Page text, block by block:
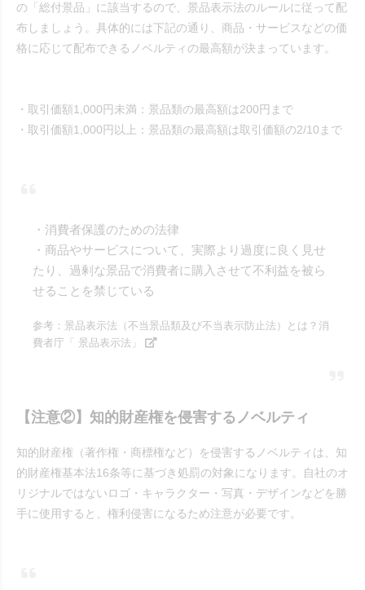
の「総付景品」に該当するので、景品表示法のルールに従って配
布しましょう。具体的には下記の通り、商品・サービスなどの価
格に応じて配布できるノベルティの最高額が決まっています。
・取引価額1,000円未満：景品類の最高額は200円まで
・取引価額1,000円以上：景品類の最高額は取引価額の2/10まで
・消費者保護のための法律
・商品やサービスについて、実際より過度に良く見せ
たり、過剰な景品で消費者に購入させて不利益を被ら
せることを禁じている
参考：景品表示法（不当景品類及び不当表示防止法）とは？消
費者庁「景品表示法 」
【注意②】知的財産権を侵害するノベルティ
知的財産権（著作権・商標権など）を侵害するノベルティは、知
的財産権基本法16条等に基づき処罰の対象になります。自社のオ
リジナルではないロゴ・キャラクター・写真・デザインなどを勝
手に使用すると、権利侵害になるため注意が必要です。